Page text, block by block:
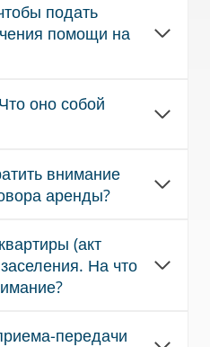
подать
помощи на
оно собой
внимание
аренды?
(акт
На что
передачи